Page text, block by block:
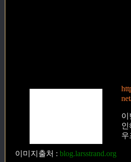
이미지출처 : blog.larsstrand.org
이
인
우